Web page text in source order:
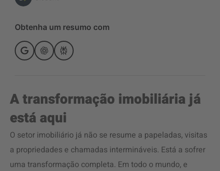
Obtenha um resumo com
A transformação imobiliária já
está aqui
O setor imobiliário já não se resume a papeladas, visitas
a propriedades e chamadas intermináveis. Está a sofrer
uma transformação completa. Em todo o mundo, e